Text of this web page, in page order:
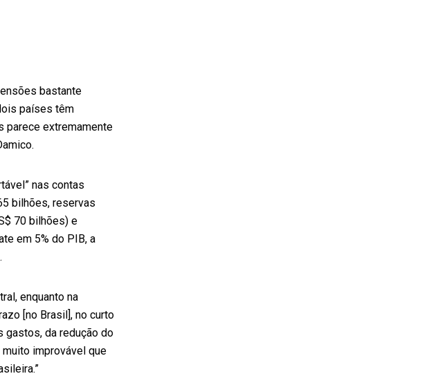
bastante
países têm
parece extremamente
nas contas
bilhões, reservas
70 bilhões) e
em 5% do PIB, a
enquanto na
[no Brasil], no curto
gastos, da redução do
improvável que